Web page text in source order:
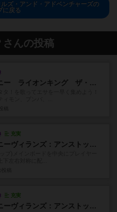
ズ・アンド・アドベンチャーズの
に戻る
さんの投稿
ディズニー ライオンキング ザ・ゲーム
充実
ディズニーヴィランズ：アンストッパブル
充実
ディズニーヴィランズ：アンストッパブル